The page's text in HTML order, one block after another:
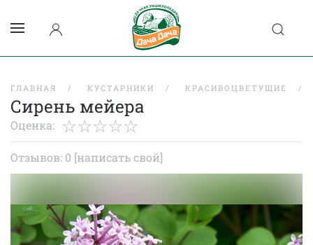
ГЛАВНАЯ КУСТАРНИКИ КРАСИВОЦВЕТУЩИЕ
Сирень мейера
Оценка:
Отзывов: 0 [написать свой]